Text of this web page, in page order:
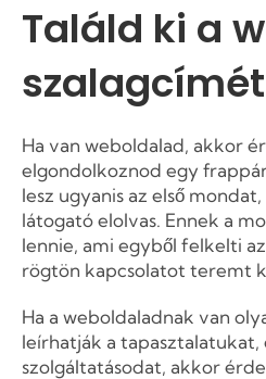
Találd ki a
Ha van weboldalad, akkor
elgondolkoznod egy
lesz ugyanis az első
látogató elolvas. Ennek a
lennie, ami egyből felkelti
rögtön kapcsolatot teremt
Ha a weboldaladnak van
leírhatják a
szolgáltatásodat, akkor